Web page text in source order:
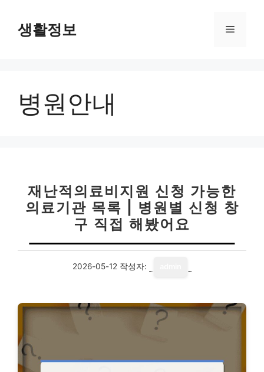
생활정보 메
병원안내
재난적의료비지원 신청 가능한
의료기관 목록 | 병원별 신청 창
구 직접 해봤어요
2026-05-12 작성자: